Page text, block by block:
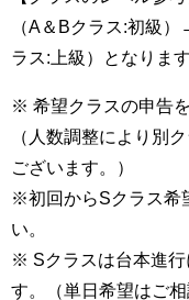
（A＆Bクラス:初級
ラス:上級）となります
※ 希望クラスの申告
（人数調整により別
ございます。）
※初回からSクラス希
い。
※ Sクラスは台本進行
す。（単日希望はご相